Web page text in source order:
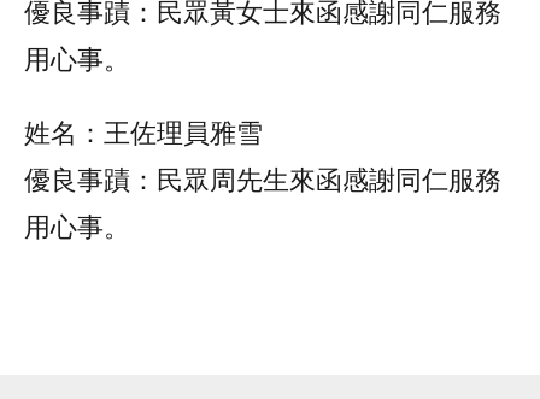
優良事蹟：民眾黃女士來函感謝同仁服務
用心事。
姓名：王佐理員雅雪
優良事蹟：民眾周先生來函感謝同仁服務
用心事。